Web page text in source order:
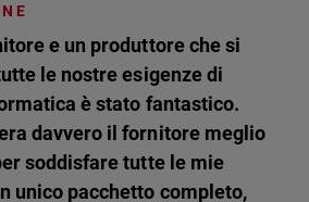
e un produttore che si
le nostre esigenze di
è stato fantastico.
davvero il fornitore meglio
soddisfare tutte le mie
unico pacchetto completo,